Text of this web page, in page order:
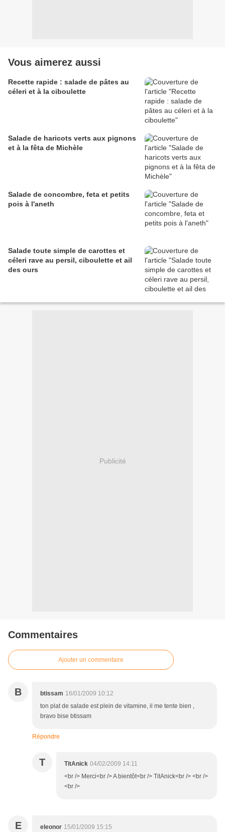
Vous aimerez aussi
Recette rapide : salade de pâtes au
céleri et à la ciboulette
Salade de haricots verts aux pignons
et à la fêta de Michèle
Salade de concombre, feta et petits
pois à l'aneth
Salade toute simple de carottes et
céleri rave au persil, ciboulette et ail
des ours
Publicité
Commentaires
Ajouter un commentaire
B btissam 16/01/2009 10:12
ton plat de salade est plein de vitamine, il me tente bien ,
bravo bise btissam
Répondre
T TitAnick 04/02/2009 14:11
<br /> Merci<br /> A bientôt<br /> TitAnick<br /> <br />
<br />
E eleonor 15/01/2009 15:15